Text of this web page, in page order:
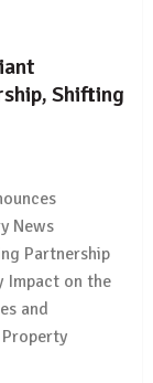
Shifting
News
Partnership
Impact on the
and